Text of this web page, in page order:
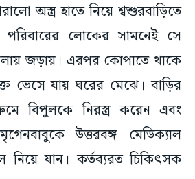
অস্ত্র হাতে নিয়ে শ্বশুরবাড়িতে
লোকের সামনেই সে
জড়ায়। এরপর কোপাতে থাকে
ভেসে যায় ঘরের মেঝে। বাড়ির
বিপুলকে নিরস্ত্র করেন এবং
উত্তরবঙ্গ মেডিক্যাল
নিয়ে যান। কর্তব্যরত চিকিৎসক